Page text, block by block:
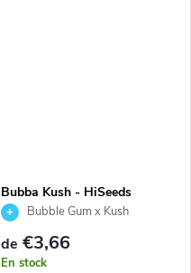
Bubba Kush - HiSeeds
Bubble Gum x Kush
de €3,66
En stock